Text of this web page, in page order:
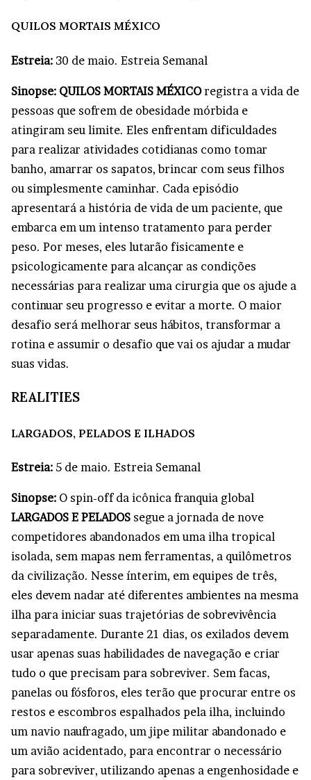
QUILOS MORTAIS MÉXICO
Estreia: 30 de maio. Estreia Semanal
Sinopse: QUILOS MORTAIS MÉXICOregistra a vida de
pessoas que sofrem de obesidade mórbida e
atingiram seu limite. Eles enfrentam dificuldades
para realizar atividades cotidianas como tomar
banho, amarrar os sapatos, brincar com seus filhos
ou simplesmente caminhar. Cada episódio
apresentará a história de vida de um paciente, que
embarca em um intenso tratamento para perder
peso. Por meses, eles lutarão fisicamente e
psicologicamente para alcançar as condições
necessárias para realizar uma cirurgia que os ajude a
continuar seu progresso e evitar a morte. O maior
desafio será melhorar seus hábitos, transformar a
rotina e assumir o desafio que vai os ajudar a mudar
suas vidas.
REALITIES
LARGADOS, PELADOS E ILHADOS
Estreia: 5 de maio. Estreia Semanal
Sinopse: O spin-off da icônica franquia global
LARGADOS E PELADOS segue a jornada de nove
competidores abandonados em uma ilha tropical
isolada, sem mapas nem ferramentas, a quilômetros
da civilização. Nesse ínterim, em equipes de três,
eles devem nadar até diferentes ambientes na mesma
ilha para iniciar suas trajetórias de sobrevivência
separadamente. Durante 21 dias, os exilados devem
usar apenas suas habilidades de navegação e criar
tudo o que precisam para sobreviver. Sem facas,
panelas ou fósforos, eles terão que procurar entre os
restos e escombros espalhados pela ilha, incluindo
um navio naufragado, um jipe militar abandonado e
um avião acidentado, para encontrar o necessário
para sobreviver, utilizando apenas a engenhosidade e